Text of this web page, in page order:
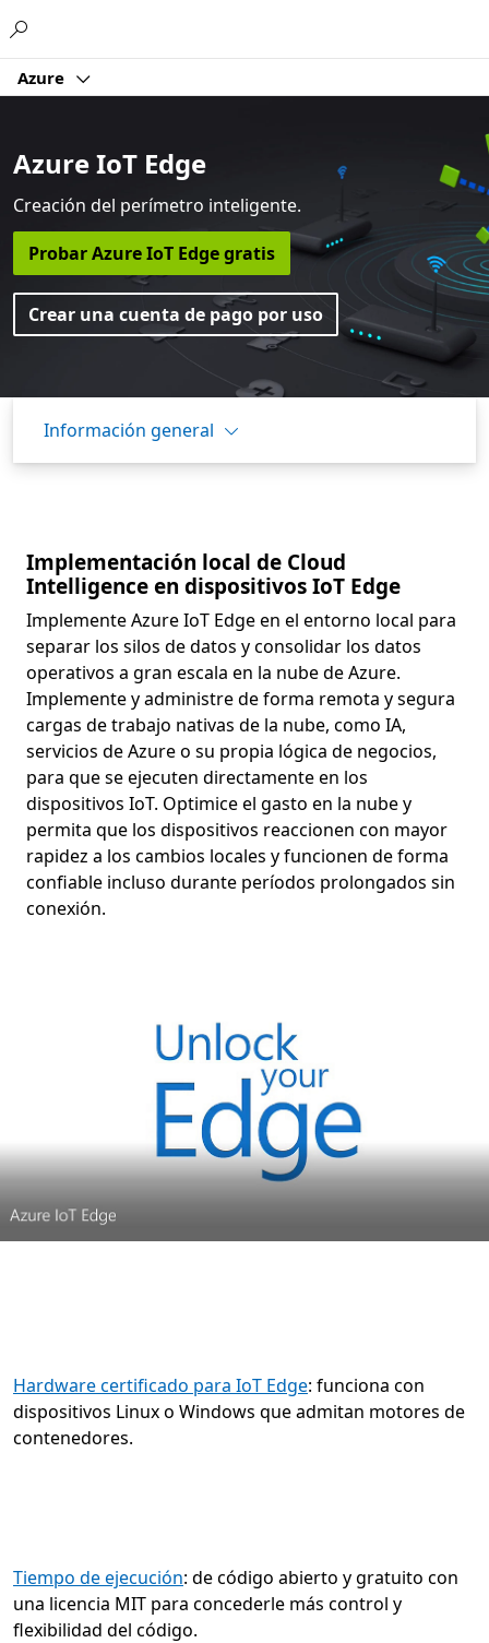
Azure
Azure IoT Edge
Creación del perímetro inteligente.
Probar Azure IoT Edge gratis
Crear una cuenta de pago por uso
Información general
Implementación local de Cloud
Intelligence en dispositivos IoT Edge
Implemente Azure IoT Edge en el entorno local para
separar los silos de datos y consolidar los datos
operativos a gran escala en la nube de Azure.
Implemente y administre de forma remota y segura
cargas de trabajo nativas de la nube, como IA,
servicios de Azure o su propia lógica de negocios,
para que se ejecuten directamente en los
dispositivos IoT. Optimice el gasto en la nube y
permita que los dispositivos reaccionen con mayor
rapidez a los cambios locales y funcionen de forma
confiable incluso durante períodos prolongados sin
conexión.
Hardware certificado para IoT Edge: funciona con
dispositivos Linux o Windows que admitan motores de
contenedores.
Tiempo de ejecución: de código abierto y gratuito con
una licencia MIT para concederle más control y
flexibilidad del código.